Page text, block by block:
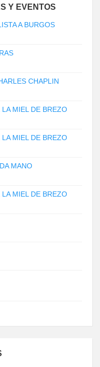
Y EVENTOS
A BURGOS
CHAPLIN
MIEL DE BREZO
MIEL DE BREZO
MANO
MIEL DE BREZO